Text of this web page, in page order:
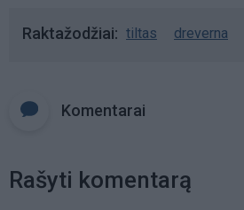
Raktažodžiai tiltas dreverna
Komentarai
Rašyti komentarą